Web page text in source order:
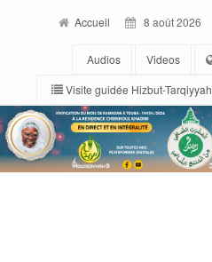
Accueil 8 août 2026
Audios Videos
Visite guidée Hizbut-Tarqiyyah